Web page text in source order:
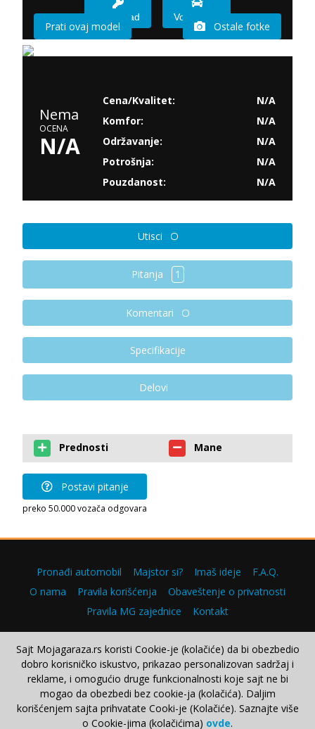
Imam sad Vozio sam
Prati ovaj model Ostale fotke
Nema
OCENA
N/A
Cena/Kvalitet:
N/A
Komfor:
N/A
Održavanje:
N/A
Potrošnja:
N/A
Pouzdanost:
N/A
Utisci
Pitanja 1
Komentari
Specifikacije
Delovi
Prednosti Mane
Postavi pitanje
preko 50.000 vozača odgovara
Pronađi automobil Majstor si? Imaš ideje
F.A.Q.
O nama
Pravila korišćenja
Obaveštenje o privatnosti
Pravila MG zajednice
Kontakt
Copyright © 2000–2026.
Sajt Mojagaraza.rs koristi Cookie-je (kolačiće) da bi obezbedio
dobro korisničko iskustvo, prikazao personalizovan sadržaj i
reklame, i omogućio druge funkcionalnosti koje sajt ne bi
mogao da obezbedi bez cookie-ja (kolačića). Daljim
korišćenjem sajta prihvatate Cooki-je (Kolačiće). Saznajte više
o Cookie-jima (kolačićima) ovde.